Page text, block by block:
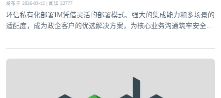
发布于 2026-03-12 | 阅读 22777
环信私有化部署IM凭借灵活的部署模式、强大的集成能力和多场景的
适配度，成为政企客户的优选解决方案，为核心业务沟通筑牢安全防